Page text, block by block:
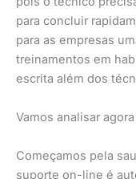
para concluir
para as empresas
treinamentos em
escrita além dos
Vamos analisar
Começamos pela
suporte on-line é